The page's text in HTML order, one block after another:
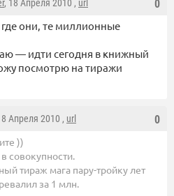
0
, 18 Апреля 2010 , url
они, те миллионные
— идти сегодня в книжный
посмотрю на тиражи
0
Апреля 2010 , url
))
совокупности.
тираж мага пару-тройку лет
за 1 млн.